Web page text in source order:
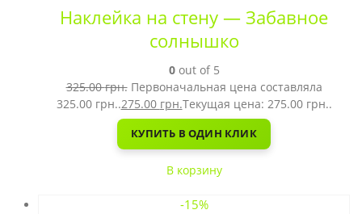
Наклейка на стену — Забавное
солнышко
0out of 5
325.00грн. Первоначальная цена составляла
325.00 грн..275.00 грн.Текущая цена: 275.00 грн..
КУПИТЬ В ОДИН КЛИК
В корзину
-15%